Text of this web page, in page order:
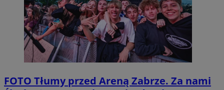
FOTO Tłumy przed Areną Zabrze. Za nami